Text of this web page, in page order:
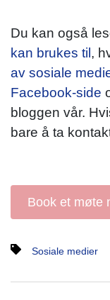
Du kan også
kan brukes til,
av sosiale
Facebook-side
bloggen vår.
bare å ta
Book et møte
Sosiale medier